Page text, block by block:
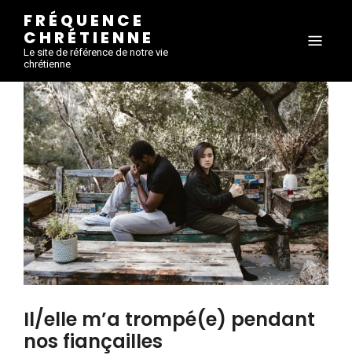
FRÉQUENCE
CHRÉTIENNE
Le site de référence de notre vie
chrétienne
Il/elle m’a trompé(e) pendant
nos fiançailles